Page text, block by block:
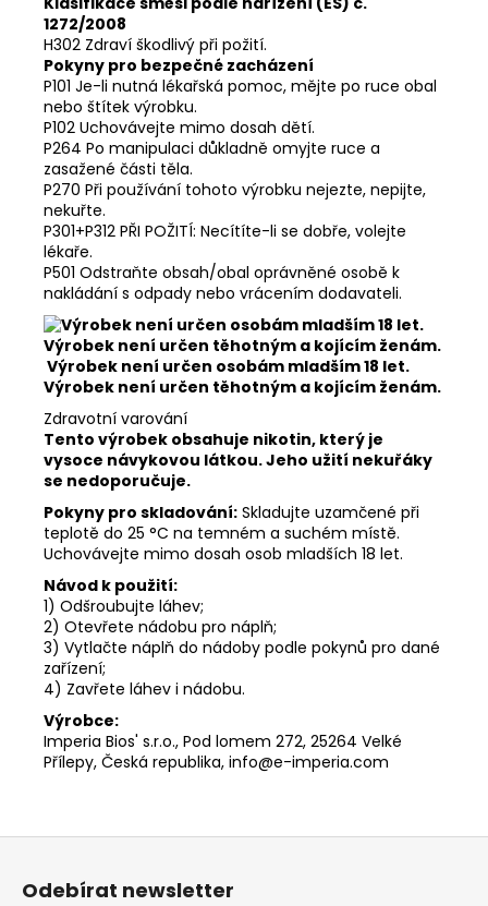
1272/2008
H302 Zdraví škodlivý při požití.
Pokyny pro bezpečné zacházení
P101 Je-li nutná lékařská pomoc, mějte po ruce obal
nebo štítek výrobku.
P102 Uchovávejte mimo dosah dětí.
P264 Po manipulaci důkladně omyjte ruce a
zasažené části těla.
P270 Při používání tohoto výrobku nejezte, nepijte,
nekuřte.
P301+P312 PŘI POŽITÍ: Necítíte-li se dobře, volejte
lékaře.
P501 Odstraňte obsah/obal oprávněné osobě k
nakládání s odpady nebo vrácením dodavateli.
Výrobek není určen osobám mladším 18 let.
Výrobek není určen těhotným a kojícím ženám.
Zdravotní varování
Tento výrobek obsahuje nikotin, který je
vysoce návykovou látkou. Jeho užití nekuřáky
se nedoporučuje.
Pokyny pro skladování: Skladujte uzamčené při
teplotě do 25 °C na temném a suchém místě.
Uchovávejte mimo dosah osob mladších 18 let.
Návod k použití:
1) Odšroubujte láhev;
2) Otevřete nádobu pro náplň;
3) Vytlačte náplň do nádoby podle pokynů pro dané
zařízení;
4) Zavřete láhev i nádobu.
Výrobce:
Imperia Bios' s.r.o., Pod lomem 272, 25264 Velké
Přílepy, Česká republika, info@e-imperia.com
Odebírat newsletter